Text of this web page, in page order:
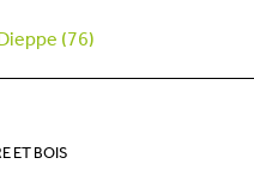
(76)
ET BOIS